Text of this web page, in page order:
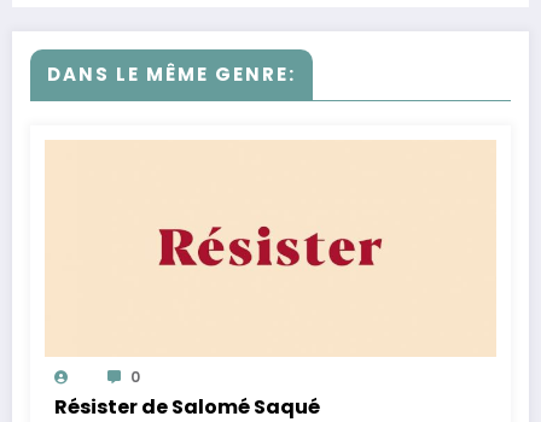
DANS LE MÊME GENRE:
0
Résister de Salomé Saqué